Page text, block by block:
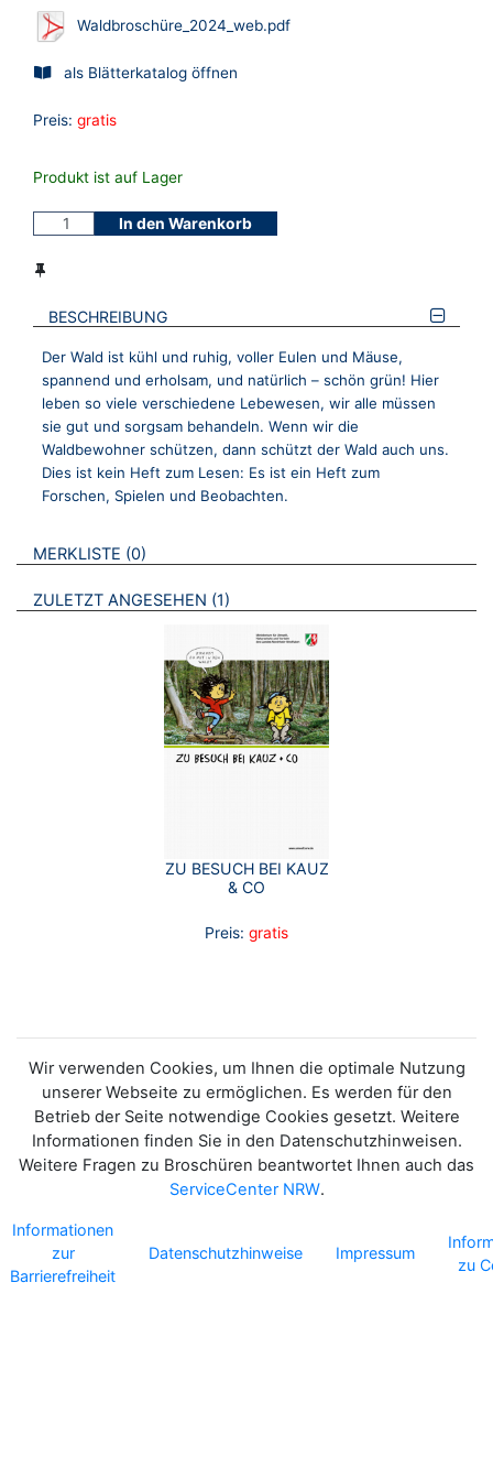
Waldbroschüre_2024_web.pdf
als Blätterkatalog öffnen
Preis: gratis
Produkt ist auf Lager
In den Warenkorb
BESCHREIBUNG
Der Wald ist kühl und ruhig, voller Eulen und Mäuse,
spannend und erholsam, und natürlich – schön grün! Hier
leben so viele verschiedene Lebewesen, wir alle müssen
sie gut und sorgsam behandeln. Wenn wir die
Waldbewohner schützen, dann schützt der Wald auch uns.
Dies ist kein Heft zum Lesen: Es ist ein Heft zum
Forschen, Spielen und Beobachten.
VERWEISE AUF VERMERKTE- ODER ZULETZT ANGESEHENE
MERKLISTE 0 BROSCHÜREN
ZULETZT ANGESEHEN 1 BROSCHÜREN
ZU BESUCH BEI KAUZ
& CO
Preis: gratis
Wir verwenden Cookies, um Ihnen die optimale Nutzung
unserer Webseite zu ermöglichen. Es werden für den
Betrieb der Seite notwendige Cookies gesetzt. Weitere
Informationen finden Sie in den Datenschutzhinweisen.
Weitere Fragen zu Broschüren beantwortet Ihnen auch das
ServiceCenter NRW.
Informationen
zur
Barrierefreiheit
Datenschutzhinweise Impressum
zu